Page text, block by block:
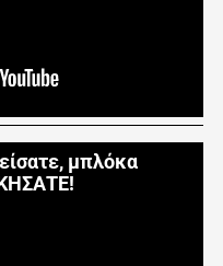
μπλόκα